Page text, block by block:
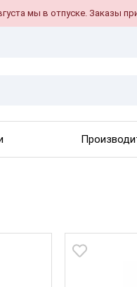
мы в отпуске. Заказы